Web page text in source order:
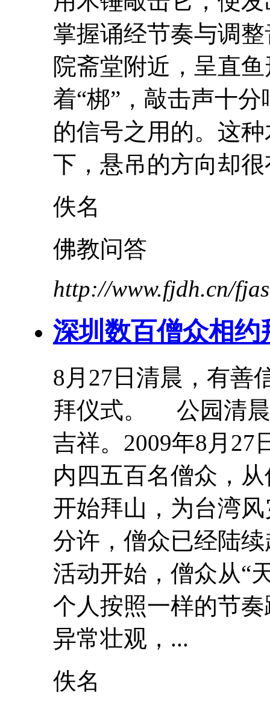
掌握诵经节奏与调
院斋堂附近，呈直
着“梆”，敲击声十
的信号之用的。这
下，悬吊的方向却很
佚名
佛教问答
http://www.fjdh.cn/
深圳数百僧众相
8月27日清晨，有善
拜仪式。 公园清晨
吉祥。2009年8月27
内四五百名僧众，
开始拜山，为台湾
分许，僧众已经陆
活动开始，僧众从“
个人按照一样的节奏
异常壮观，...
佚名